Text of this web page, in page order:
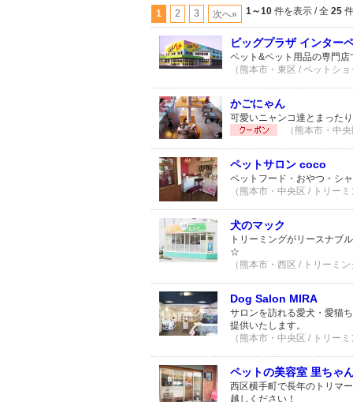
1 2 3 次へ» 1～10 件を表示 / 全 25 件
ビッグプラザ インター
ペット&ペット用品の専門店
（熊本市・東区 / ペットシ
かごにゃん
可愛いニャンコ達とまった
（熊本市・中
ペットサロン coco
ペットフード・おやつ・シ
（熊本市・中央区 / トリー
犬のマック
トリーミングがリースナブ
☆
（熊本市・西区 / トリーミ
Dog Salon MIRA
サロンを訪れる愛犬・愛猫
提供いたします。
（熊本市・中央区 / トリー
ペットの美容室 里ちゃ
西区横手町で長年のトリマ
越しください！